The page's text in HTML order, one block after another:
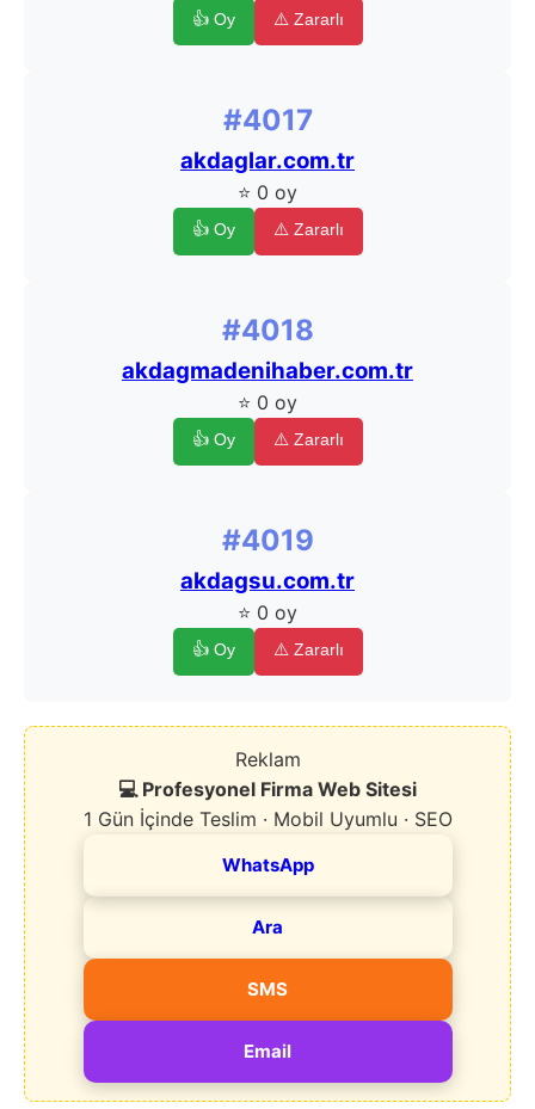
👍 Oy ⚠️ Zararlı
#4017
akdaglar.com.tr
⭐ 0 oy
👍 Oy ⚠️ Zararlı
#4018
akdagmadenihaber.com.tr
⭐ 0 oy
👍 Oy ⚠️ Zararlı
#4019
akdagsu.com.tr
⭐ 0 oy
👍 Oy ⚠️ Zararlı
Reklam
💻 Profesyonel Firma Web Sitesi
1 Gün İçinde Teslim · Mobil Uyumlu · SEO
WhatsApp
Ara
SMS
Email